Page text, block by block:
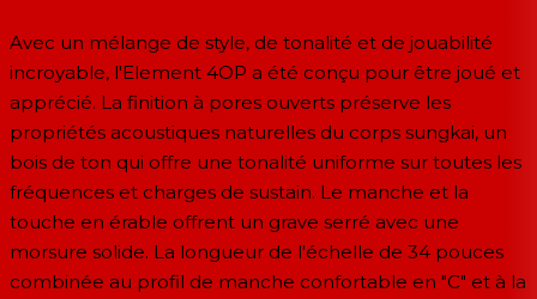
Avec un mélange de style, de tonalité et de jouabilité
incroyable, l'Element 4OP a été conçu pour être joué et
apprécié. La finition à pores ouverts préserve les
propriétés acoustiques naturelles du corps sungkai, un
bois de ton qui offre une tonalité uniforme sur toutes les
fréquences et charges de sustain. Le manche et la
touche en érable offrent un grave serré avec une
morsure solide. La longueur de l'échelle de 34 pouces
combinée au profil de manche confortable en "C" et à la